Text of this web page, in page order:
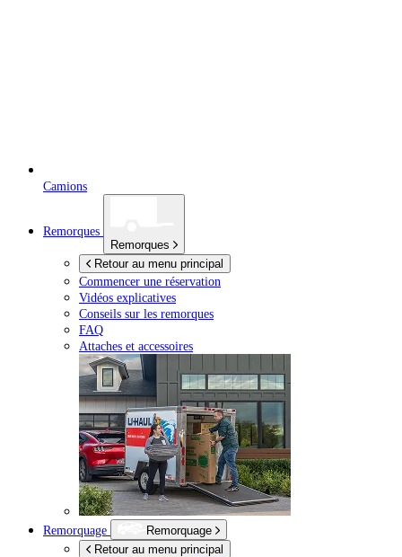
Camions
Remorques
Remorques
Retour au menu principal
Commencer une réservation
Vidéos explicatives
Conseils sur les remorques
FAQ
Attaches et accessoires
Remorquage
Remorquage
Retour au menu principal